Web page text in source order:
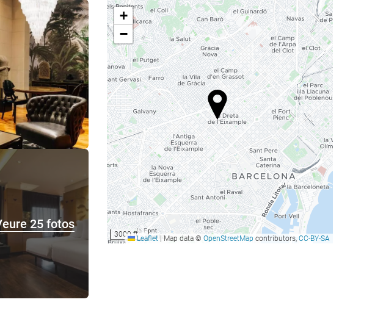
25 fotos
Veure 25 fotos
+
−
3000 ftLeaflet Map data © OpenStreetMap contributors, CC-BY-SA